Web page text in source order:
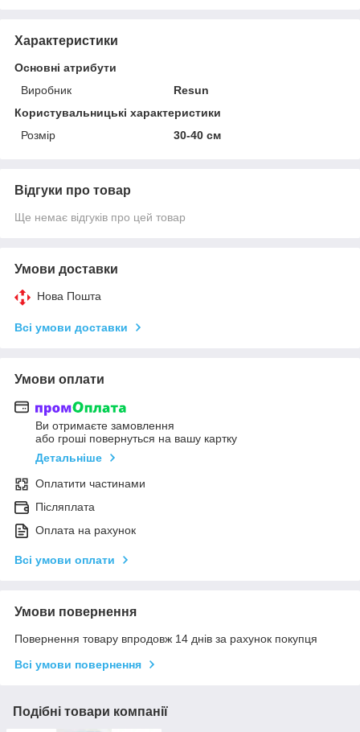
Характеристики
Основні атрибути
Виробник
Resun
Користувальницькі характеристики
Розмір
30-40 см
Відгуки про товар
Ще немає відгуків про цей товар
Умови доставки
Нова Пошта
Всі умови доставки
Умови оплати
Ви отримаєте замовлення
або гроші повернуться на вашу картку
Детальніше
Оплатити частинами
Післяплата
Оплата на рахунок
Всі умови оплати
Умови повернення
Повернення товару впродовж 14 днів за рахунок покупця
Всі умови повернення
Подібні товари компанії